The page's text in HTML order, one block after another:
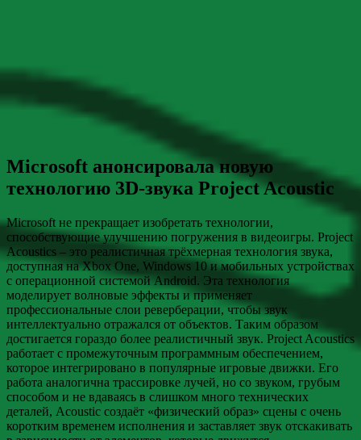
Microsoft анонсировала новую
технологию 3D-звука Project Acoustic
Microsoft не прекращает изобретать технологии,
способствующие улучшению погружения в видеоигры. Project
Acoustics – это реалистичная трёхмерная технология звука,
доступная на Xbox One, Windows 10 и мобильных устройствах
с операционной системой Android. Эта технология
моделирует волновые эффекты и применяет
профессиональные слои реверберации, чтобы звук
интеллектуально отражался от объектов. Таким образом
достигается гораздо более реалистичный звук. Project Acoustics
работает с промежуточным программным обеспечением,
которое интегрировано в популярные игровые движки. Его
работа аналогична трассировке лучей, но со звуком, грубым
способом и не вдаваясь в слишком много технических
деталей, Acoustic создаёт «физический образ» сцены с очень
коротким временем исполнения и заставляет звук отскакивать